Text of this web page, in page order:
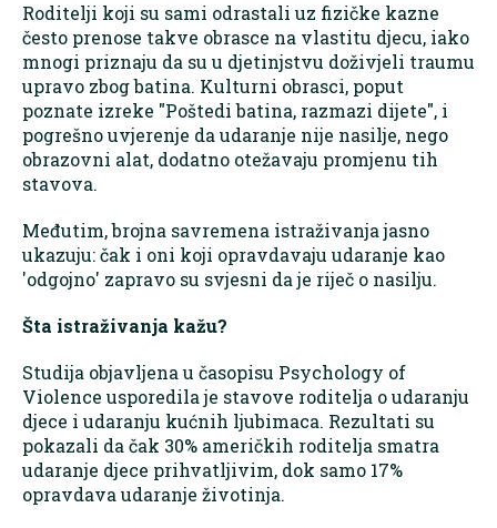
Roditelji koji su sami odrastali uz fizičke kazne
često prenose takve obrasce na vlastitu djecu, iako
mnogi priznaju da su u djetinjstvu doživjeli traumu
upravo zbog batina. Kulturni obrasci, poput
poznate izreke "Poštedi batina, razmazi dijete", i
pogrešno uvjerenje da udaranje nije nasilje, nego
obrazovni alat, dodatno otežavaju promjenu tih
stavova.
Međutim, brojna savremena istraživanja jasno
ukazuju: čak i oni koji opravdavaju udaranje kao
'odgojno' zapravo su svjesni da je riječ o nasilju.
Šta istraživanja kažu?
Studija objavljena u časopisu Psychology of
Violence usporedila je stavove roditelja o udaranju
djece i udaranju kućnih ljubimaca. Rezultati su
pokazali da čak 30% američkih roditelja smatra
udaranje djece prihvatljivim, dok samo 17%
opravdava udaranje životinja.